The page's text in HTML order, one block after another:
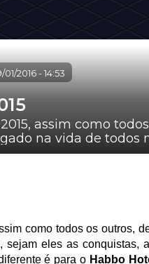
01/2016-14:53
assim como
na vida de todos
as perdas ou as
como todos os outros,
sejam eles as conquistas,
é para o Habbo